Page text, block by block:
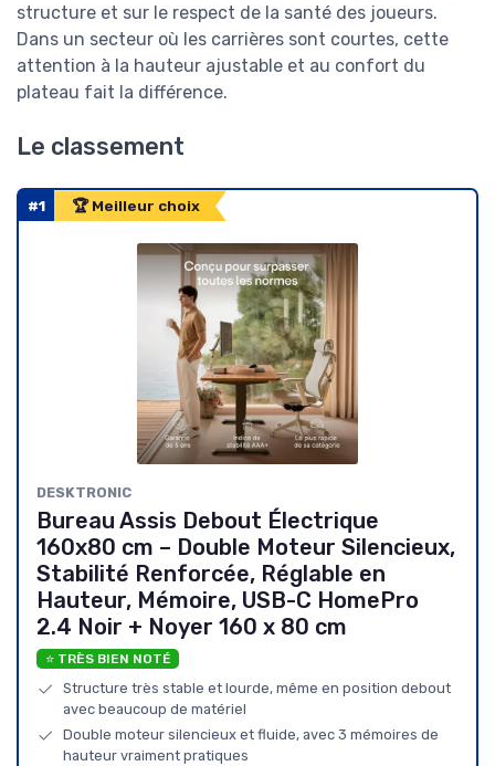
structure et sur le respect de la santé des joueurs.
Dans un secteur où les carrières sont courtes, cette
attention à la hauteur ajustable et au confort du
plateau fait la différence.
Le classement
#1 🏆 Meilleur choix
DESKTRONIC
Bureau Assis Debout Électrique
160x80 cm – Double Moteur Silencieux,
Stabilité Renforcée, Réglable en
Hauteur, Mémoire, USB-C HomePro
2.4 Noir + Noyer 160 x 80 cm
⭐ TRÈS BIEN NOTÉ
Structure très stable et lourde, même en position debout
avec beaucoup de matériel
Double moteur silencieux et fluide, avec 3 mémoires de
hauteur vraiment pratiques